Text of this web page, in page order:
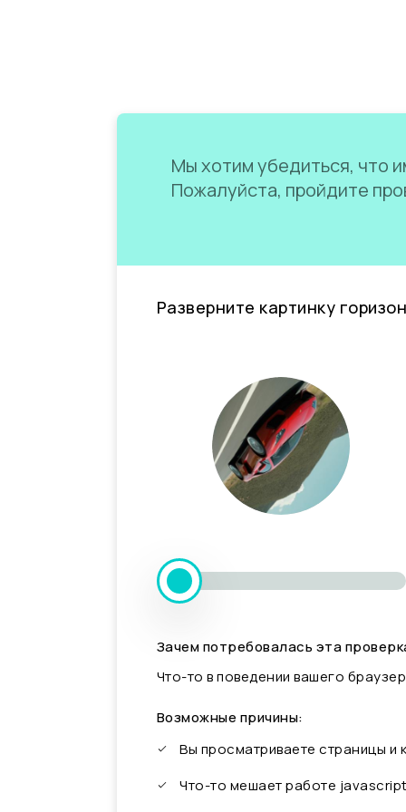
Мы хотим убедиться, что
Пожалуйста, пройдите
Разверните картинку
Зачем потребовалась эта
Что-то в поведении вашего
Возможные причины:
Вы просматриваете страницы
Что-то мешает работе